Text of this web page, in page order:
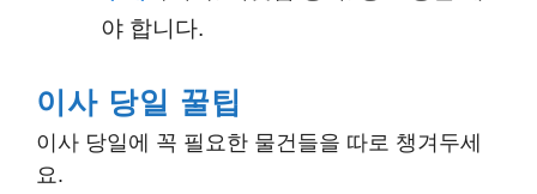
야 합니다.
이사 당일 꿀팁
이사 당일에 꼭 필요한 물건들을 따로 챙겨두세
요.